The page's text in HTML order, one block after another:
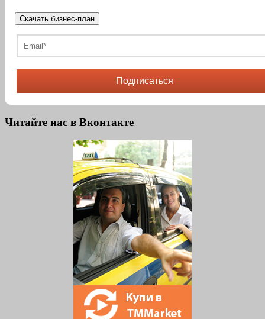
Скачать бизнес-план
Подписаться
Читайте нас в Вконтакте